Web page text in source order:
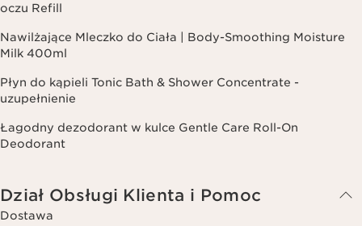
oczu Refill
Nawilżające Mleczko do Ciała | Body-Smoothing Moisture
Milk 400ml
Płyn do kąpieli Tonic Bath & Shower Concentrate -
uzupełnienie
Łagodny dezodorant w kulce Gentle Care Roll-On
Deodorant
Dział Obsługi Klienta i Pomoc
Dostawa